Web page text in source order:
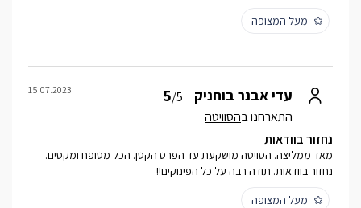
מעל המצופה
עדי אבנר בוחניק 5/5
התארחנו בהסוויטה
15.07.2023
נחזור בוודאות
מאד ממליצה. הסויטה מושקעת עד הפרט הקטן. הכל מטופח ומקסים.
נחזור בוודאות. תודה רבה על כל הפינוקים!!
מעל המצופה